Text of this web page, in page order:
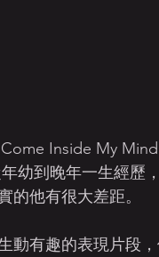
Inside My
幼到晚年一生經歷
他有很大差距。
動有趣的表現片段